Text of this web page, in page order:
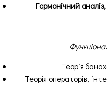
Гармонічний
Теорія
Теорія операторів,